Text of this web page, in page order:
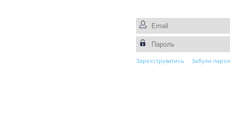
Зареєструватись Забули